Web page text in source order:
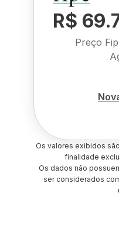
R$
Preço
Os valores exibidos
finalidade
Os dados não
ser considerados